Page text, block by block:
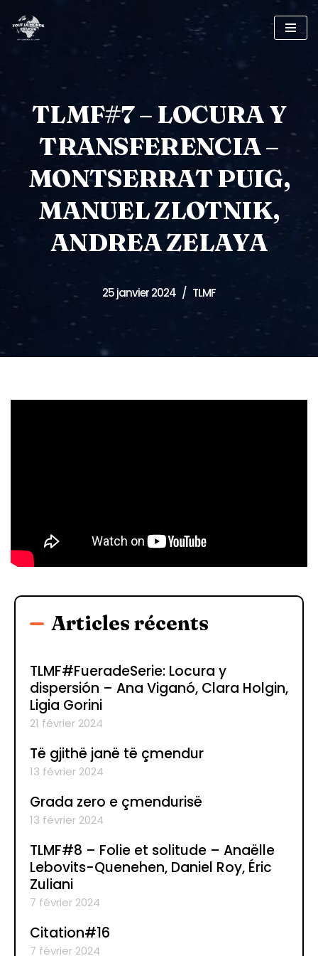
Skip
TLMF#7 – LOCURA Y
TRANSFERENCIA –
MONTSERRAT PUIG,
MANUEL ZLOTNIK,
ANDREA ZELAYA
25 janvier 2024 TLMF
Articles récents
TLMF#FueradeSerie: Locura y
dispersión – Ana Viganó, Clara Holgin,
Ligia Gorini
21 février 2024
Të gjithë janë të çmendur
13 février 2024
Grada zero e çmendurisë
13 février 2024
TLMF#8 – Folie et solitude – Anaëlle
Lebovits-Quenehen, Daniel Roy, Éric
Zuliani
7 février 2024
Citation#16
7 février 2024